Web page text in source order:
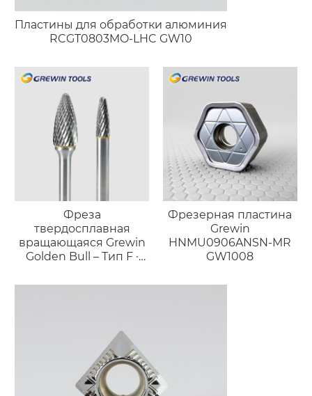
Пластины для обработки алюминия
RCGT0803MO-LHC GW10
Фреза
твердосплавная
вращающаяся Grewin
Golden Bull – Тип F ·
инструмент
Фрезерная пластина
Grewin
HNMU0906ANSN-MR
GW1008